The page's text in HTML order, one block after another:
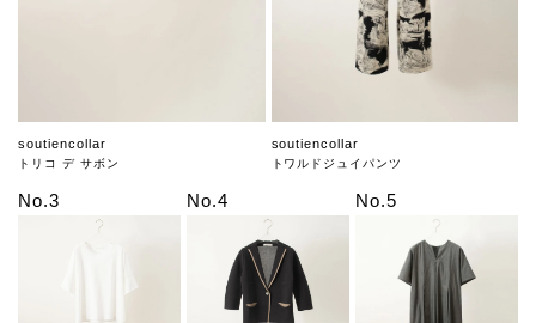
soutiencollar
トリコ デ サボン
soutiencollar
トワルドジュイパンツ
No.3 No.4 No.5